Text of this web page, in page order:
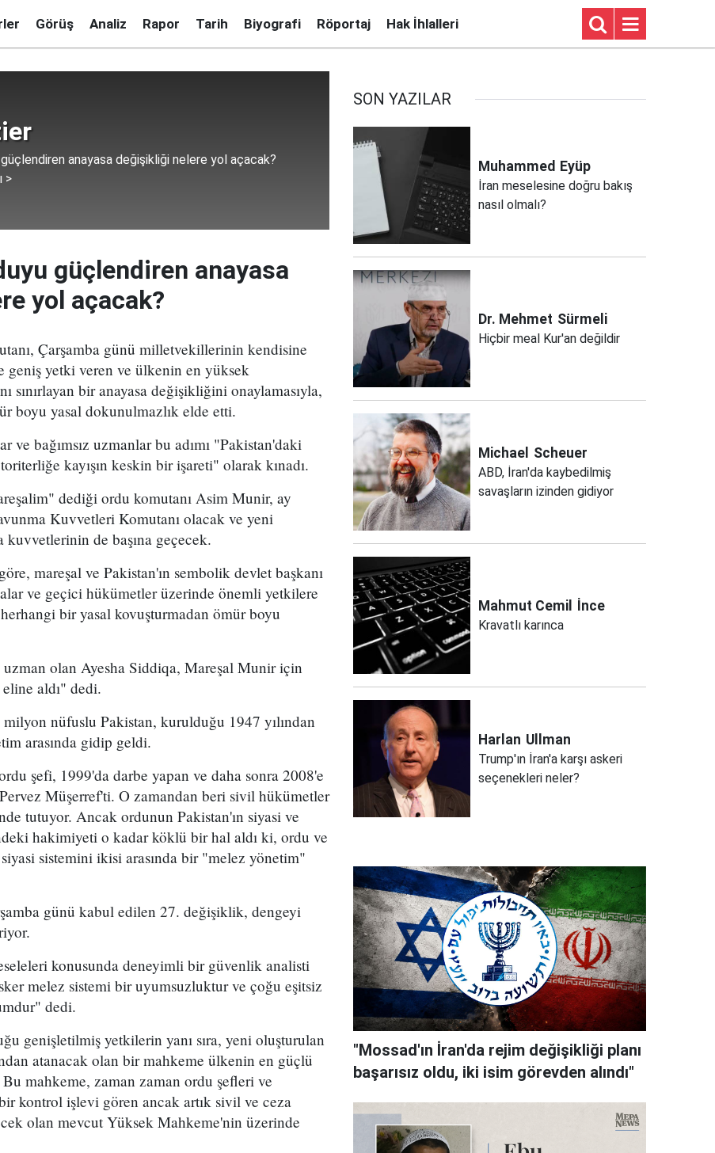
Görüş Analiz Rapor Tarih Biyografi Röportaj Hak İhlalleri
anayasa değişikliği nelere yol açacak?
>
güçlendiren anayasa
yol açacak?
Çarşamba günü milletvekillerinin kendisine
geniş yetki veren ve ülkenin en yüksek
sınırlayan bir anayasa değişikliğini onaylamasıyla,
boyu yasal dokunulmazlık elde etti.
ve bağımsız uzmanlar bu adımı "Pakistan'daki
kayışın keskin bir işareti" olarak kınadı.
dediği ordu komutanı Asim Munir, ay
Kuvvetleri Komutanı olacak ve yeni
kuvvetlerinin de başına geçecek.
mareşal ve Pakistan'ın sembolik devlet başkanı
ve geçici hükümetler üzerinde önemli yetkilere
bir yasal kovuşturmadan ömür boyu
olan Ayesha Siddiqa, Mareşal Munir için
aldı" dedi.
nüfuslu Pakistan, kurulduğu 1947 yılından
arasında gidip geldi.
şefi, 1999'da darbe yapan ve daha sonra 2008'e
Müşerref'ti. O zamandan beri sivil hükümetler
tutuyor. Ancak ordunun Pakistan'ın siyasi ve
hakimiyeti o kadar köklü bir hal aldı ki, ordu ve
sistemini ikisi arasında bir "melez yönetim"
günü kabul edilen 27. değişiklik, dengeyi
konusunda deneyimli bir güvenlik analisti
melez sistemi bir uyumsuzluktur ve çoğu eşitsiz
dedi.
genişletilmiş yetkilerin yanı sıra, yeni oluşturulan
atanacak olan bir mahkeme ülkenin en güçlü
mahkeme, zaman zaman ordu şefleri ve
kontrol işlevi gören ancak artık sivil ve ceza
olan mevcut Yüksek Mahkeme'nin üzerinde
SON YAZILAR
Muhammed Eyüp
İran meselesine doğru bakış
nasıl olmalı?
Dr. Mehmet Sürmeli
Hiçbir meal Kur'an değildir
Michael Scheuer
ABD, İran'da kaybedilmiş
savaşların izinden gidiyor
Mahmut Cemil İnce
Kravatlı karınca
Harlan Ullman
Trump'ın İran'a karşı askeri
seçenekleri neler?
"Mossad'ın İran'da rejim değişikliği planı
başarısız oldu, iki isim görevden alındı"